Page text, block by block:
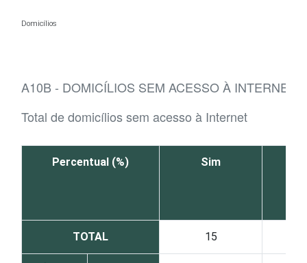
Domicílios
A10B - DOMICÍLIOS SEM ACESSO À INTERNET,
Total de domicílios sem acesso à Internet
Percentual (%) Sim
TOTAL 15